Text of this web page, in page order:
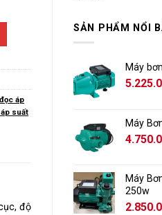
SẢN PHẨM NỔI
Máy
Máy
Máy
250w
áp
suất
độ